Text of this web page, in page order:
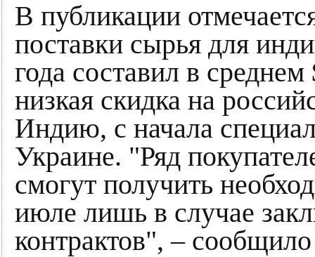
В публикации
поставки сырья для
года составил в
низкая скидка на
Индию, с начала
Украине. "Ряд
смогут получить
июле лишь в случае
контрактов", – сообщило